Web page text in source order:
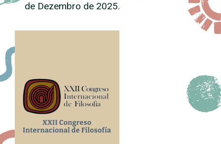
de Dezembro de 2025.